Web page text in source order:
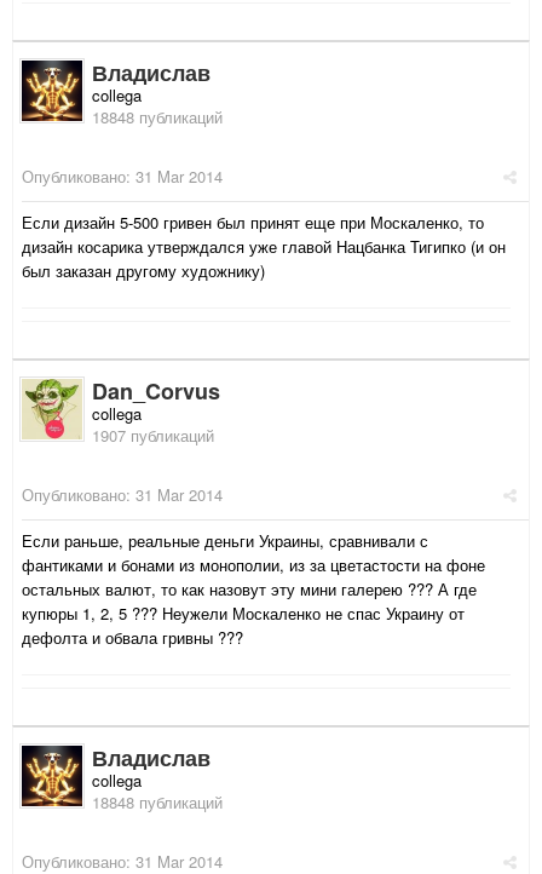
Владислав
collega
18848 публикаций
Опубликовано: 31 Mar 2014
Если дизайн 5-500 гривен был принят еще при Москаленко, то
дизайн косарика утверждался уже главой Нацбанка Тигипко (и он
был заказан другому художнику)
Dan_Corvus
collega
1907 публикаций
Опубликовано: 31 Mar 2014
Если раньше, реальные деньги Украины, сравнивали с
фантиками и бонами из монополии, из за цветастости на фоне
остальных валют, то как назовут эту мини галерею ??? А где
купюры 1, 2, 5 ??? Неужели Москаленко не спас Украину от
дефолта и обвала гривны ???
Владислав
collega
18848 публикаций
Опубликовано: 31 Mar 2014